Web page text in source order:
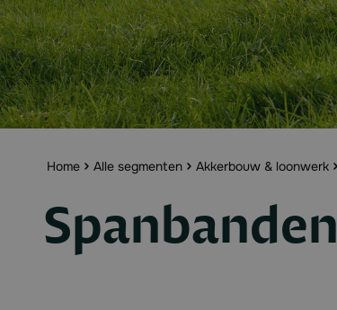
Home Alle segmenten Akkerbouw & loonwerk
Spanbanden